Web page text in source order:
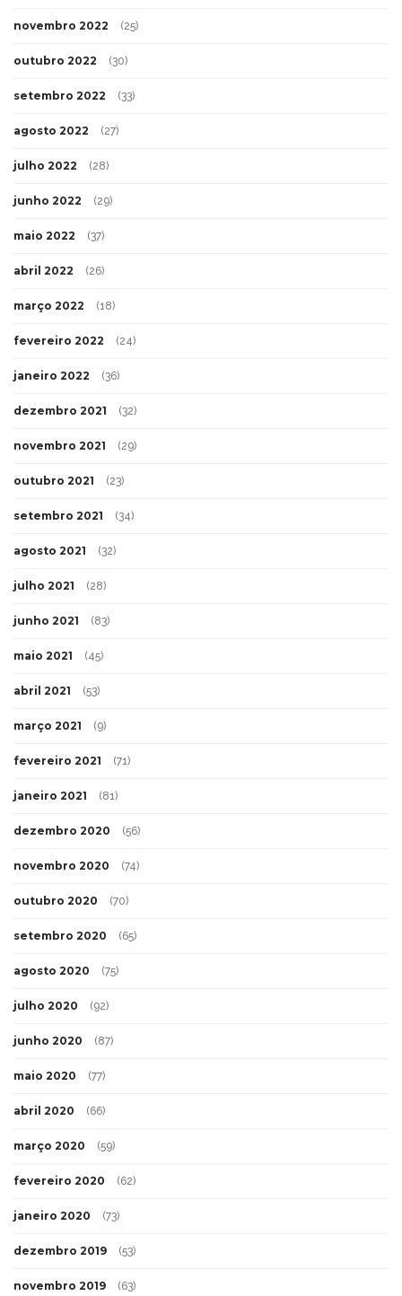
novembro 2022 (25)
outubro 2022 (30)
setembro 2022 (33)
agosto 2022 (27)
julho 2022 (28)
junho 2022 (29)
maio 2022 (37)
abril 2022 (26)
março 2022 (18)
fevereiro 2022 (24)
janeiro 2022 (36)
dezembro 2021 (32)
novembro 2021 (29)
outubro 2021 (23)
setembro 2021 (34)
agosto 2021 (32)
julho 2021 (28)
junho 2021 (83)
maio 2021 (45)
abril 2021 (53)
março 2021 (9)
fevereiro 2021 (71)
janeiro 2021 (81)
dezembro 2020 (56)
novembro 2020 (74)
outubro 2020 (70)
setembro 2020 (65)
agosto 2020 (75)
julho 2020 (92)
junho 2020 (87)
maio 2020 (77)
abril 2020 (66)
março 2020 (59)
fevereiro 2020 (62)
janeiro 2020 (73)
dezembro 2019 (53)
novembro 2019 (63)